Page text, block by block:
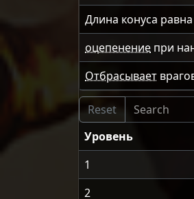
Длина конуса равна
оцепенение при
Отбрасывает
Уровень
1
2